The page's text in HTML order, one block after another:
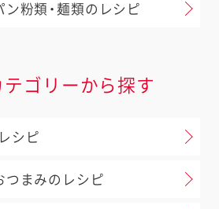
ン粉類・麺類のレシピ
テゴリーから探す
シピ
つまみのレシピ